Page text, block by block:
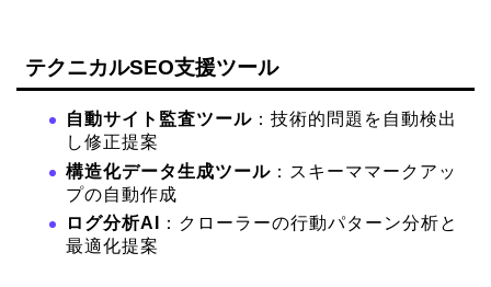
テクニカルSEO支援ツール
自動サイト監査ツール ：技術的問題を自動検出
し修正提案
構造化データ生成ツール ：スキーママークアッ
プの自動作成
ログ分析AI
：クローラーの行動パターン分析と
最適化提案